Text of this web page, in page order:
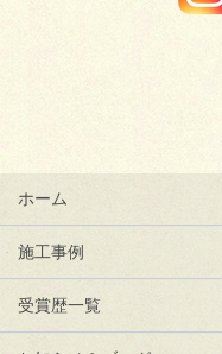
ホーム
施工事例
受賞歴一覧